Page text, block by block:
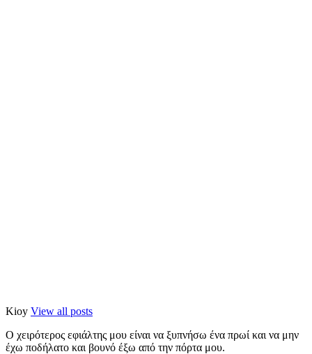
Kioy View all posts
Ο χειρότερος εφιάλτης μου είναι να ξυπνήσω ένα πρωί και να μην
έχω ποδήλατο και βουνό έξω από την πόρτα μου.